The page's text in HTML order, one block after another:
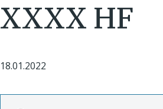
XXXX HF
18.01.2022